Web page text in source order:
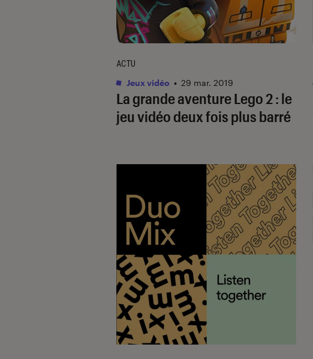
La grande aventure Lego 2 : le
jeu vidéo deux fois plus barré
ACTU
Jeux vidéo • 29 mar. 2019